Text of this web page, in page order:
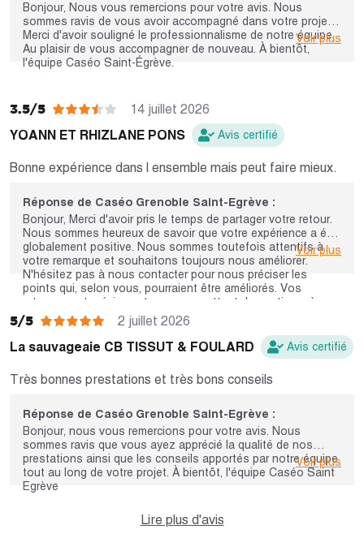
Bonjour, Nous vous remercions pour votre avis. Nous
sommes ravis de vous avoir accompagné dans votre projet.
Merci d'avoir souligné le professionnalisme de notre équipe.
Au plaisir de vous accompagner de nouveau. À bientôt,
l'équipe Caséo Saint-Égrève.
Voir plus
3.5/5
14 juillet 2026
YOANN ET RHIZLANE PONS
Avis certifié
Bonne expérience dans l ensemble mais peut faire mieux.
Réponse de Caséo Grenoble Saint-Egrève :
Bonjour, Merci d'avoir pris le temps de partager votre retour.
Nous sommes heureux de savoir que votre expérience a été
globalement positive. Nous sommes toutefois attentifs à
votre remarque et souhaitons toujours nous améliorer.
N'hésitez pas à nous contacter pour nous préciser les
points qui, selon vous, pourraient être améliorés. Vos
retours sont précieux et nous permettent de continuer à
faire évoluer la qualité de nos prestations. Au plaisir
d'échanger avec vous. Cordialement, l'équipe Caséo Saint-
Égrève.
Voir plus
5/5
2 juillet 2026
La sauvageaie CB TISSUT & FOULARD
Avis certifié
Très bonnes prestations et très bons conseils
Réponse de Caséo Grenoble Saint-Egrève :
Bonjour, nous vous remercions pour votre avis. Nous
sommes ravis que vous ayez apprécié la qualité de nos
prestations ainsi que les conseils apportés par notre équipe
tout au long de votre projet. À bientôt, l'équipe Caséo Saint
Egrève
Voir plus
Lire plus d'avis